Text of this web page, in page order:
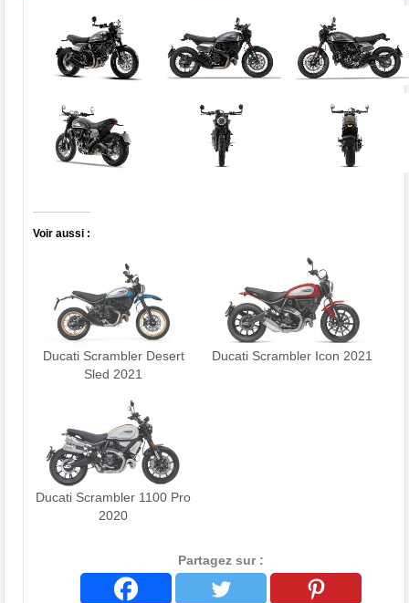
Voir aussi :
Ducati Scrambler Desert
Sled 2021
Ducati Scrambler Icon 2021
Ducati Scrambler 1100 Pro
2020
Partagez sur :